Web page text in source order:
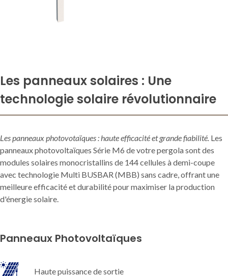
Les panneaux solaires : Une
technologie solaire révolutionnaire
Les panneaux photovotaïques : haute efficacité et grande fiabilité. Les
panneaux photovoltaïques Série M6 de votre pergola sont des
modules solaires monocristallins de 144 cellules à demi-coupe
avec technologie Multi BUSBAR (MBB) sans cadre, offrant une
meilleure efficacité et durabilité pour maximiser la production
d'énergie solaire.
Panneaux Photovoltaïques
Haute puissance de sortie